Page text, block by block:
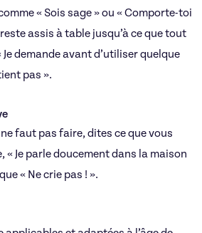
« Sois sage » ou « Comporte-toi
assis à table jusqu’à ce que tout
demande avant d’utiliser quelque
pas ».
faut pas faire, dites ce que vous
« Je parle doucement dans la maison
« Ne crie pas ! ».